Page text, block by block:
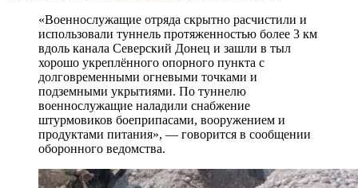
«Военнослужащие отряда скрытно расчистили и
использовали туннель протяженностью более 3 км
вдоль канала Северский Донец и зашли в тыл
хорошо укреплённого опорного пункта с
долговременными огневыми точками и
подземными укрытиями. По туннелю
военнослужащие наладили снабжение
штурмовиков боеприпасами, вооружением и
продуктами питания», — говорится в сообщении
оборонного ведомства.